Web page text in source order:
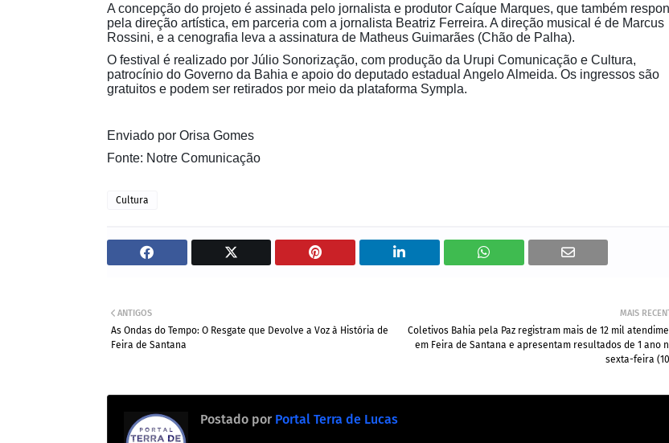
A concepção do projeto é assinada pelo jornalista e produtor Caíque Marques, que também
pela direção artística, em parceria com a jornalista Beatriz Ferreira. A direção musical é de Marcus
Rossini, e a cenografia leva a assinatura de Matheus Guimarães (Chão de Palha).
O festival é realizado por Júlio Sonorização, com produção da Urupi Comunicação e Cultura,
patrocínio do Governo da Bahia e apoio do deputado estadual Angelo Almeida. Os ingressos são
gratuitos e podem ser retirados por meio da plataforma Sympla.
Enviado por Orisa Gomes
Fonte: Notre Comunicação
Cultura
MAIS
Coletivos Bahia pela Paz registram mais de 12 mil
em Feira de Santana e apresentam resultados de 1 ano
sexta-feira
ANTIGOS
As Ondas do Tempo: O Resgate que Devolve a Voz à História de
Feira de Santana
Postado por Portal Terra de Lucas